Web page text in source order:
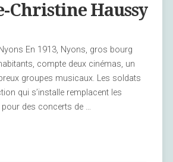
Christine Haussy
En 1913, Nyons, gros bourg
compte deux cinémas, un
groupes musicaux. Les soldats
qui s’installe remplacent les
des concerts de …